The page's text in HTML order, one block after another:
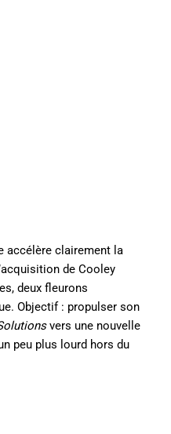
accélère clairement la
de Cooley
deux fleurons
Objectif : propulser son
vers une nouvelle
peu plus lourd hors du